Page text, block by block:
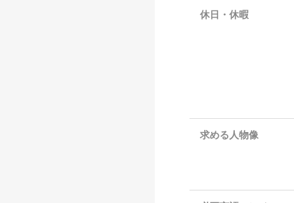
休日・休暇
求める人物像